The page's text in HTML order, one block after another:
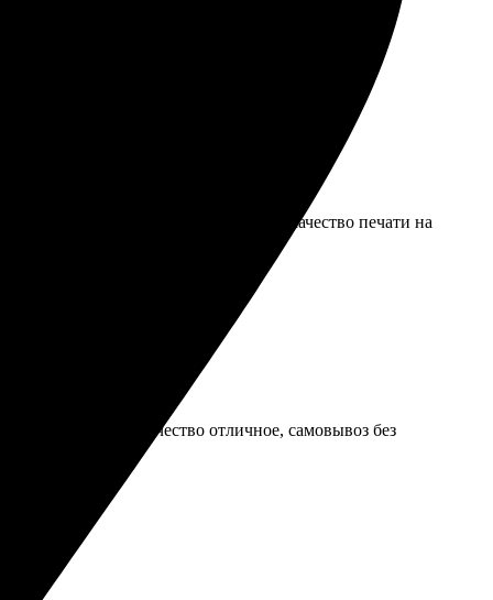
Приятно удивила скорость обработки, а
дизайн. Доставка была быстрой, качество печати на
быстро, качество отличное, самовывоз без